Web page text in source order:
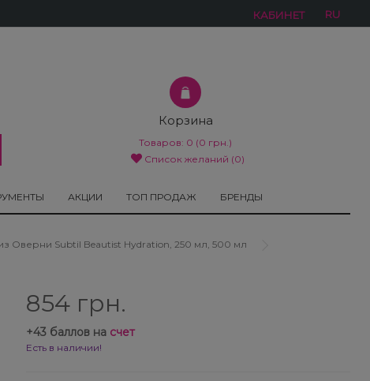
КАБИНЕТ RU
Корзина
Товаров: 0 (0 грн.)
Список желаний (0)
АКЦИИ ТОП ПРОДАЖ БРЕНДЫ
Оверни Subtil Beautist Hydration, 250 мл, 500 мл
854 грн.
+43баллов на счет
Есть в наличии!